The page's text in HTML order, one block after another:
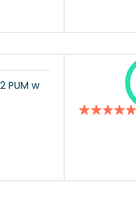
PUM w